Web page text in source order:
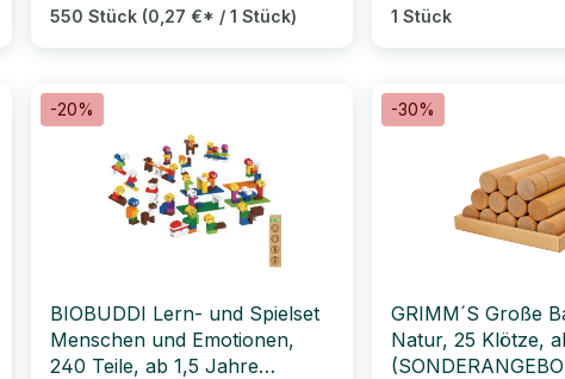
550 Stück (0,27 €* / 1 Stück) 1 Stück
-20%
BIOBUDDI Lern- und Spielset
Menschen und Emotionen,
240 Teile, ab 1,5 Jahre
-30%
GRIMM´S Große
Natur, 25 Klötze,